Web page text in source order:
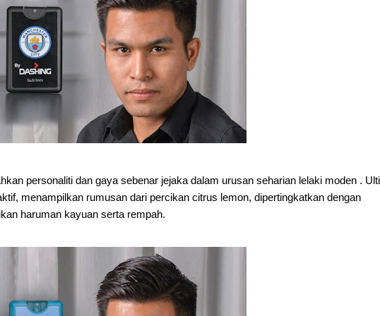
personaliti dan gaya sebenar jejaka dalam urusan seharian lelaki moden .
menampilkan rumusan dari percikan citrus lemon, dipertingkatkan dengan
haruman kayuan serta rempah.